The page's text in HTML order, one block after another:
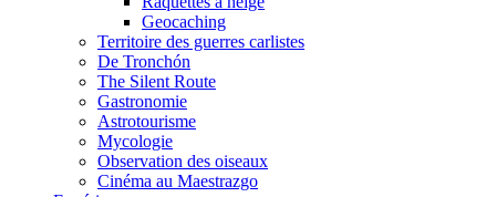
Geocaching
Territoire des guerres carlistes
De Tronchón
The Silent Route
Gastronomie
Astrotourisme
Mycologie
Observation des oiseaux
Cinéma au Maestrazgo